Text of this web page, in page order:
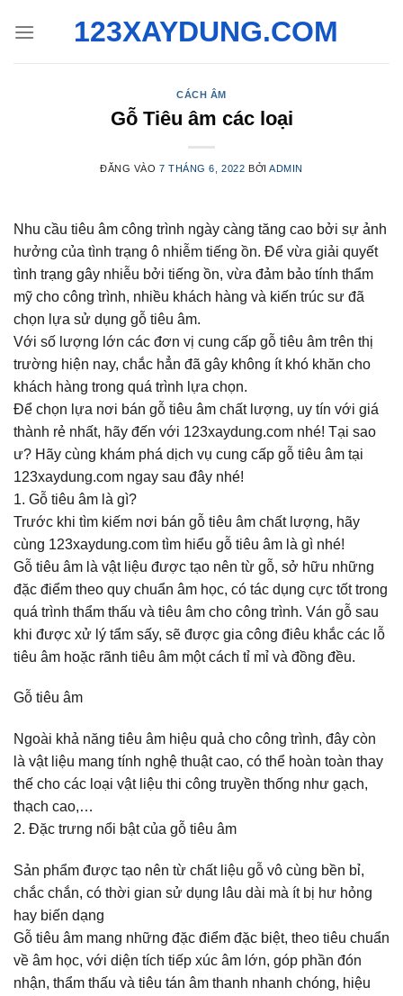
qua
123XAYDUNG.COM
CÁCH ÂM
Gỗ Tiêu âm các loại
ĐĂNG VÀO 7 THÁNG 6, 2022 BỞIADMIN
Nhu cầu tiêu âm công trình ngày càng tăng cao bởi sự ảnh
hưởng của tình trạng ô nhiễm tiếng ồn. Để vừa giải quyết
tình trạng gây nhiễu bởi tiếng ồn, vừa đảm bảo tính thẩm
mỹ cho công trình, nhiều khách hàng và kiến trúc sư đã
chọn lựa sử dụng gỗ tiêu âm.
Với số lượng lớn các đơn vị cung cấp gỗ tiêu âm trên thị
trường hiện nay, chắc hẳn đã gây không ít khó khăn cho
khách hàng trong quá trình lựa chọn.
Để chọn lựa nơi bán gỗ tiêu âm chất lượng, uy tín với giá
thành rẻ nhất, hãy đến với 123xaydung.com nhé! Tại sao
ư? Hãy cùng khám phá dịch vụ cung cấp gỗ tiêu âm tại
123xaydung.com ngay sau đây nhé!
1. Gỗ tiêu âm là gì?
Trước khi tìm kiếm nơi bán gỗ tiêu âm chất lượng, hãy
cùng 123xaydung.com tìm hiểu gỗ tiêu âm là gì nhé!
Gỗ tiêu âm là vật liệu được tạo nên từ gỗ, sở hữu những
đặc điểm theo quy chuẩn âm học, có tác dụng cực tốt trong
quá trình thẩm thấu và tiêu âm cho công trình. Ván gỗ sau
khi được xử lý tẩm sấy, sẽ được gia công điêu khắc các lỗ
tiêu âm hoặc rãnh tiêu âm một cách tỉ mỉ và đồng đều.
Gỗ tiêu âm
Ngoài khả năng tiêu âm hiệu quả cho công trình, đây còn
là vật liệu mang tính nghệ thuật cao, có thể hoàn toàn thay
thế cho các loại vật liệu thi công truyền thống như gạch,
thạch cao,…
2. Đặc trưng nổi bật của gỗ tiêu âm
Sản phẩm được tạo nên từ chất liệu gỗ vô cùng bền bỉ,
chắc chắn, có thời gian sử dụng lâu dài mà ít bị hư hỏng
hay biến dạng
Gỗ tiêu âm mang những đặc điểm đặc biệt, theo tiêu chuẩn
về âm học, với diện tích tiếp xúc âm lớn, góp phần đón
nhận, thẩm thấu và tiêu tán âm thanh nhanh chóng, hiệu